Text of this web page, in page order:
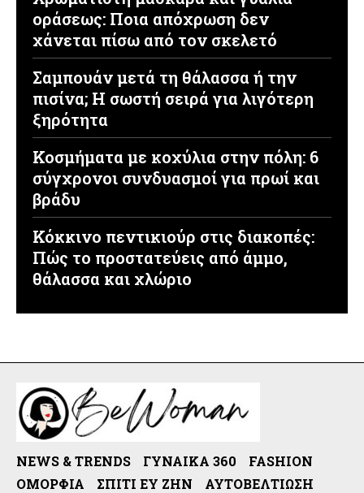
οράσεως: Ποια απόχρωση δεν
χάνεται πίσω από τον σκελετό
Σαμπουάν μετά τη θάλασσα ή την
πισίνα; Η σωστή σειρά για λιγότερη
ξηρότητα
Κοσμήματα με κοχύλια στην πόλη: 6
σύγχρονοι συνδυασμοί για πρωί και
βράδυ
Κόκκινο πεντικιούρ στις διακοπές:
Πώς το προστατεύεις από άμμο,
θάλασσα και χλώριο
NEWS & TRENDS ΓΥΝΑΊΚΑ 360
FASHION
ΟΜΟΡΦΙΆ
ΣΠΊΤΙ ΕΥ ΖΗΝ ΑΥΤΟΒΕΛΤΊΩΣΗ